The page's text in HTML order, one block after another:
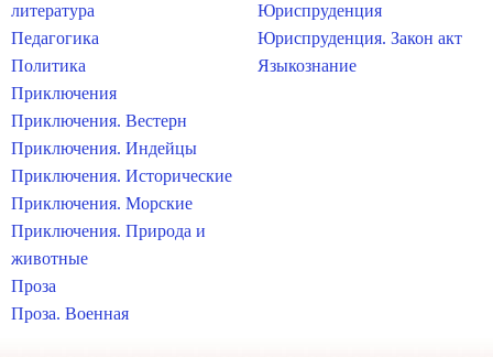
литература
Педагогика
Политика
Приключения
Приключения. Вестерн
Приключения. Индейцы
Приключения. Исторические
Приключения. Морские
Приключения. Природа и
животные
Проза
Проза. Военная
Юриспруденция
Юриспруденция. Закон акт
Языкознание